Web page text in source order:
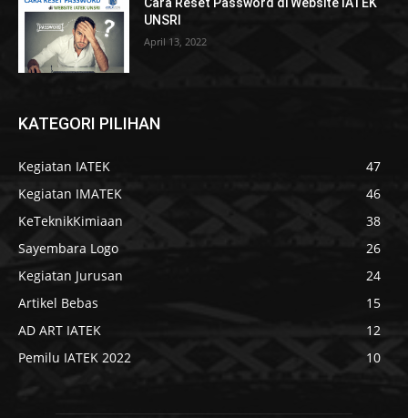
Cara Reset Password di Website IATEK
UNSRI
April 13, 2022
KATEGORI PILIHAN
Kegiatan IATEK
47
Kegiatan IMATEK
46
KeTeknikKimiaan
38
Sayembara Logo
26
Kegiatan Jurusan
24
Artikel Bebas
15
AD ART IATEK
12
Pemilu IATEK 2022
10